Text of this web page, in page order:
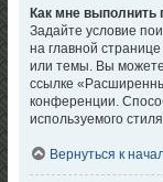
Как мне
Задайте условие
на главной
или темы. Вы
ссылке
конференции.
используемого
Вернуться к